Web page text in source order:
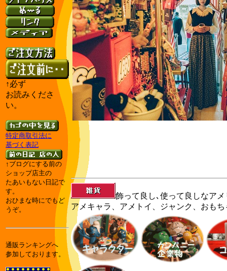
↑必ず
お読みくださ
い。
特定商取引法に
基づく表記
↑ブログにする前の
ショップ店主の
たあいもない日記で
す。
おひまな時にでもど
うぞ。
通販ランキングへ
参加しております。
飾って良し､使って良しなア
アメキャラ、アメトイ、ジャンク、おも